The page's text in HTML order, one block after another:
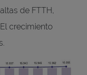
de FTTH,
crecimiento